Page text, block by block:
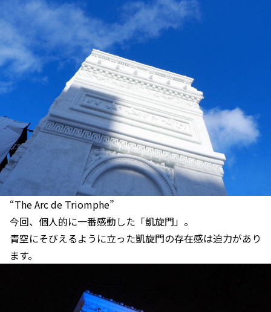
“The Arc de Triomphe”
今回、個人的に一番感動した「凱旋門」。
青空にそびえるように立った凱旋門の存在感は迫力があり
ます。